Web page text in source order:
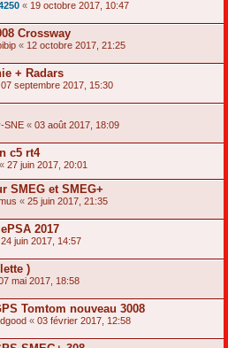
« 19 octobre 2017, 10:47
Crossway
« 12 octobre 2017, 21:25
+ Radars
07 septembre 2017, 15:30
SNE « 03 août 2017, 18:09
c5 rt4
« 27 juin 2017, 20:01
SMEG et SMEG+
« 25 juin 2017, 21:35
2017
24 juin 2017, 14:57
)
mai 2017, 18:58
Tomtom nouveau 3008
« 03 février 2017, 12:58